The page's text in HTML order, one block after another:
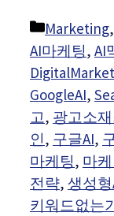
Categories
Marketing,
AI마케팅, AI
GoogleAI,
고, 광고소
인, 구글AI,
마케팅, 마
전략, 생성형
키워드없는